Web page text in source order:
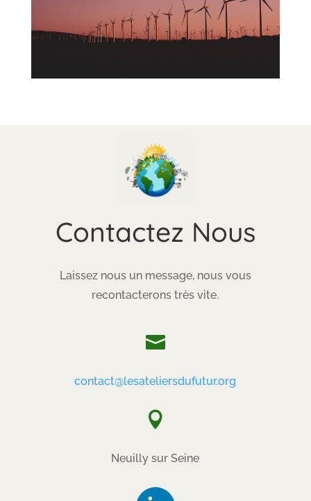
Contactez Nous
Laissez nous un message, nous vous
recontacterons très vite.

contact@lesateliersdufutur.org

Neuilly sur Seine